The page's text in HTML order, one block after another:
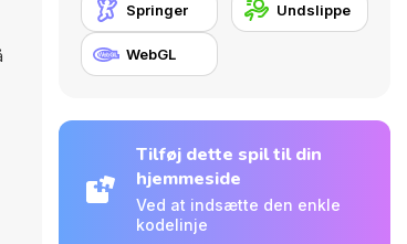
Springer Undslippe
WebGL
Tilføj dette spil til din
hjemmeside
Ved at indsætte den enkle
kodelinje